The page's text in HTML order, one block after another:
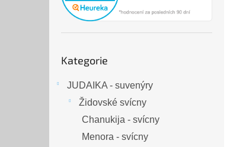
kategorie
Kategorie
JUDAIKA - suvenýry
Židovské svícny
Chanukija - svícny
Menora - svícny